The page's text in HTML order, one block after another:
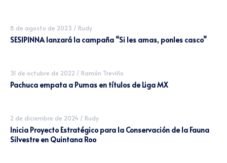
8 de agosto de 2023 / Rudy
SESIPINNA lanzará la campaña “Si les amas, ponles casco”
31 de octubre de 2022 / Ramón Treviño
Pachuca empata a Pumas en títulos de Liga MX
2 de diciembre de 2024 / Rudy
Inicia Proyecto Estratégico para la Conservación de la Fauna
Silvestre en Quintana Roo